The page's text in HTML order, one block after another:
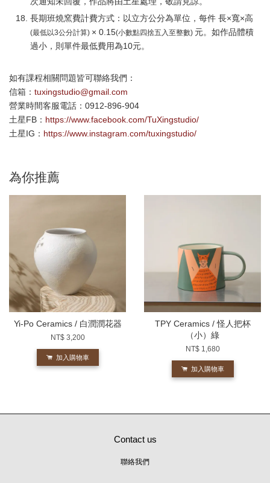
長期班燒窯費計費方式：以立方公分為單位，每件 長×寬×高
(最低以3公分計算) × 0.15(小數點四捨五入至整數) 元。如作品體積
過小，則單件最低費用為10元。
如有課程相關問題皆可聯絡我們：
信箱： tuxingstudio@gmail.com
營業時間客服電話：0912-896-904
土星FB： https://www.facebook.com/TuXingstudio/
土星IG： https://www.instagram.com/tuxingstudio/
為你推薦
Yi-Po Ceramics / 白潤潤花器
NT$ 3,200
加入購物車
TPY Ceramics / 怪人把杯
（小）綠
NT$ 1,680
加入購物車
Contact us
聯絡我們